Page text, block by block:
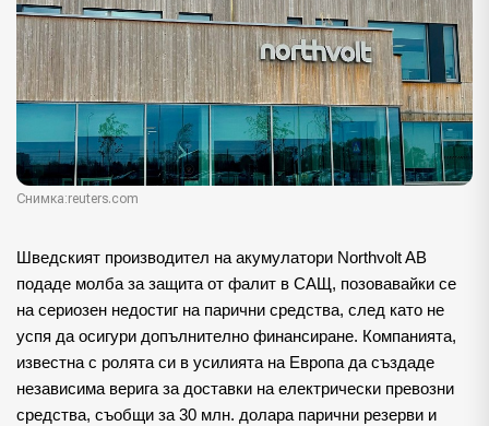
Снимка:reuters.com
Шведският производител на акумулатори Northvolt AB
подаде молба за защита от фалит в САЩ, позовавайки се
на сериозен недостиг на парични средства, след като не
успя да осигури допълнително финансиране. Компанията,
известна с ролята си в усилията на Европа да създаде
независима верига за доставки на електрически превозни
средства, съобщи за 30 млн. долара парични резерви и